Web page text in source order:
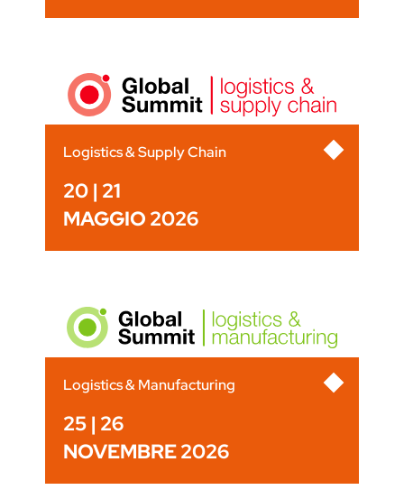
Logistics & Supply Chain
20 | 21
MAGGIO 2026
Logistics & Manufacturing
25 | 26
NOVEMBRE 2026